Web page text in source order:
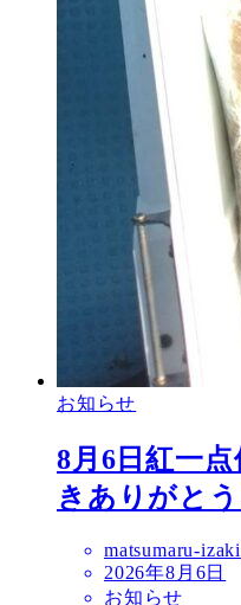
お知らせ
8月6日紅一
きありがと
matsumaru-izaki
2026年8月6日
お知らせ